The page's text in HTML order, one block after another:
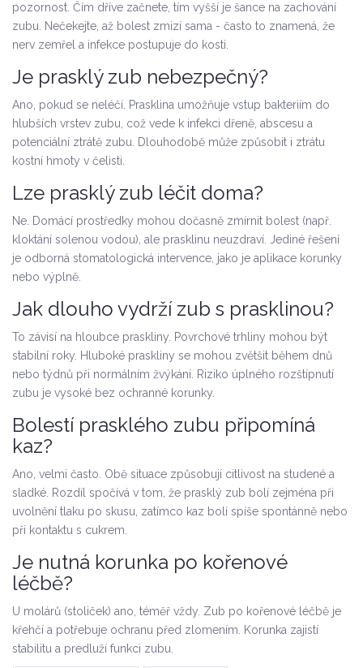
pozornost. Čím dříve začnete, tím vyšší je šance na zachování
zubu. Nečekejte, až bolest zmizí sama - často to znamená, že
nerv zemřel a infekce postupuje do kosti.
Je prasklý zub nebezpečný?
Ano, pokud se neléčí. Prasklina umožňuje vstup bakteriím do
hlubších vrstev zubu, což vede k infekci dřeně, abscesu a
potenciální ztrátě zubu. Dlouhodobě může způsobit i ztrátu
kostní hmoty v čelisti.
Lze prasklý zub léčit doma?
Ne. Domácí prostředky mohou dočasně zmírnit bolest (např.
kloktání solenou vodou), ale prasklinu neuzdraví. Jediné řešení
je odborná stomatologická intervence, jako je aplikace korunky
nebo výplně.
Jak dlouho vydrží zub s prasklinou?
To závisí na hloubce praskliny. Povrchové trhliny mohou být
stabilní roky. Hluboké praskliny se mohou zvětšit během dnů
nebo týdnů při normálním žvýkání. Riziko úplného rozštípnutí
zubu je vysoké bez ochranné korunky.
Bolestí prasklého zubu připomíná
kaz?
Ano, velmi často. Obě situace způsobují citlivost na studené a
sladké. Rozdíl spočívá v tom, že prasklý zub bolí zejména při
uvolnění tlaku po skusu, zatímco kaz bolí spíše spontánně nebo
při kontaktu s cukrem.
Je nutná korunka po kořenové
léčbě?
U molárů (stoliček) ano, téměř vždy. Zub po kořenové léčbě je
křehčí a potřebuje ochranu před zlomením. Korunka zajistí
stabilitu a predluží funkci zubu.